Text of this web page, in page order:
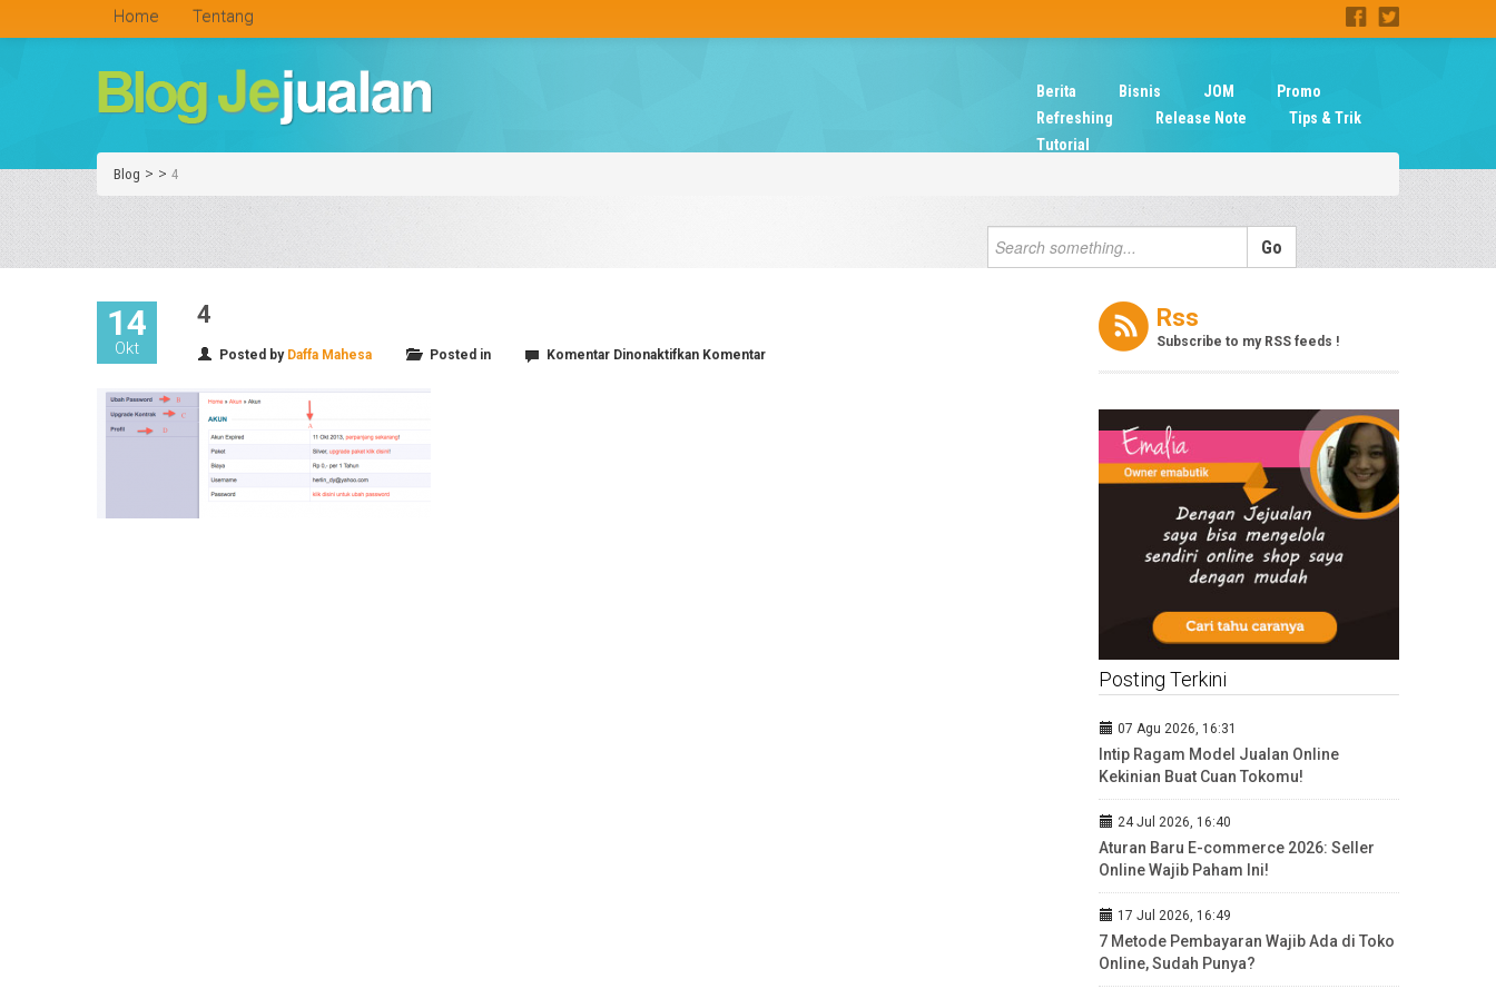
Home Tentang
Berita Bisnis JOM
Promo
Refreshing
Release Note
Tips & Trik
Tutorial
Blog > > 4
14
Okt
4
Posted by Daffa Mahesa Posted in Komentar Dinonaktifkanpada
Komentar
Rss
Subscribe to my RSS feeds !
Posting Terkini
07 Agu 2026, 16:31
Intip Ragam Model Jualan Online
Kekinian Buat Cuan Tokomu!
24 Jul 2026, 16:40
Aturan Baru E-commerce 2026: Seller
Online Wajib Paham Ini!
17 Jul 2026, 16:49
7 Metode Pembayaran Wajib Ada di Toko
Online, Sudah Punya?